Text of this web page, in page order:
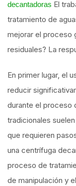
decantadoras El
tratamiento de
mejorar el proceso
residuales? La
En primer lugar, el
reducir
durante el proceso
tradicionales
que requieren
una centrífuga
proceso de
de manipulación y